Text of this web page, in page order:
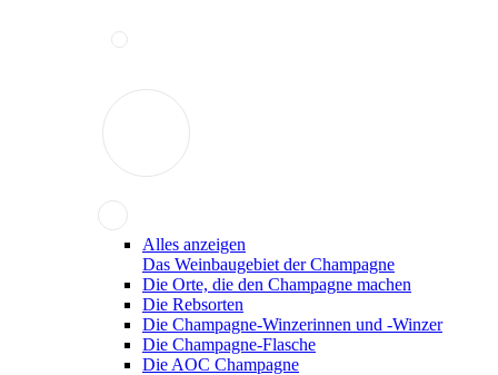
Alles anzeigen
Das Weinbaugebiet der Champagne
Die Orte, die den Champagne machen
Die Rebsorten
Die Champagne-Winzerinnen und -Winzer
Die Champagne-Flasche
Die AOC Champagne